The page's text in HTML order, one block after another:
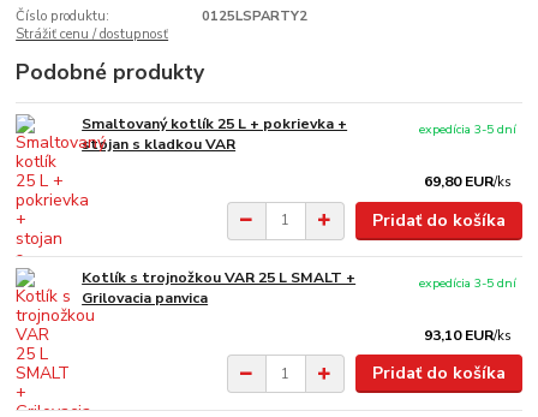
Číslo produktu:
0125LSPARTY2
Strážiť cenu / dostupnosť
Podobné produkty
Smaltovaný kotlík 25 L + pokrievka +
stojan s kladkou VAR
69,80 EUR/ks
expedícia 3-5 dní
Pridať do košíka
Kotlík s trojnožkou VAR 25 L SMALT +
Grilovacia panvica
93,10 EUR/ks
expedícia 3-5 dní
Pridať do košíka